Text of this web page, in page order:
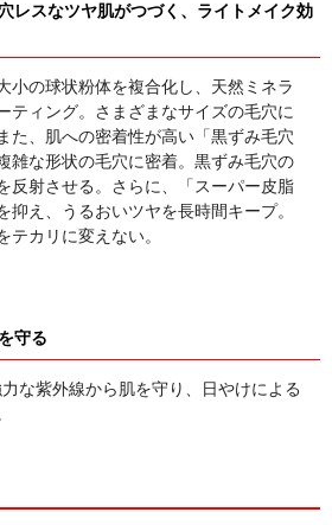
レスなツヤ肌がつづく、ライトメイク効
小の球状粉体を複合化し、天然ミネラ
ティング。さまざまなサイズの毛穴に
た、肌への密着性が高い「黒ずみ毛穴
雑な形状の毛穴に密着。黒ずみ毛穴の
反射させる。さらに、「スーパー皮脂
抑え、うるおいツヤを長時間キープ。
テカリに変えない。
守る
な紫外線から肌を守り、日やけによる